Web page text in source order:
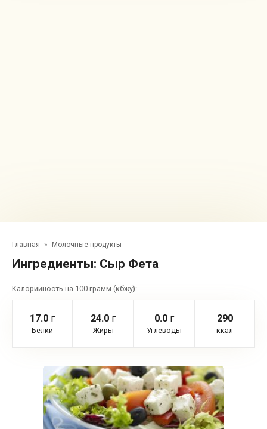
Главная » Молочные продукты
Ингредиенты: Сыр Фета
Калорийность на 100 грамм (кбжу):
17.0 г
Белки
24.0 г
Жиры
0.0г
Углеводы
290
ккал